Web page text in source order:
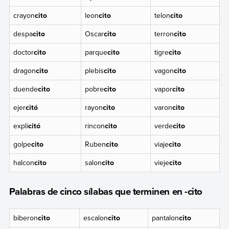
crayoncito leoncito teloncito
despacito Oscarcito terroncito
doctorcito parquecito tigrecito
dragoncito plebiscito vagoncito
duendecito pobrecito vaporcito
ejercitó rayoncito varoncito
explicitó rinconcito verdecito
golpecito Rubencito viajecito
halconcito saloncito viejecito
Palabras de cinco sílabas que terminen en -cito
biberoncito escaloncito pantaloncito